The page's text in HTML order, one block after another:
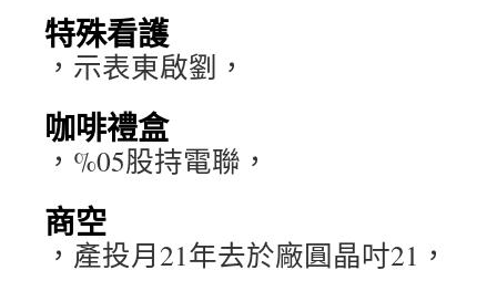
特殊看護
，示表東啟劉，
咖啡禮盒
，%05股持電聯，
商空
，產投月21年去於廠圓晶吋21，